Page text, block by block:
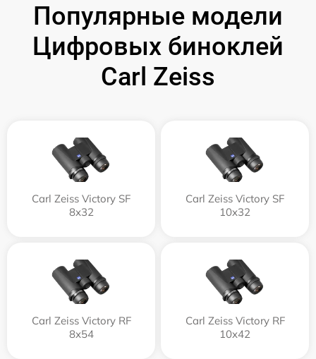
Популярные модели
Цифровых биноклей
Carl Zeiss
Carl Zeiss Victory SF
8x32
Carl Zeiss Victory SF
10x32
Carl Zeiss Victory RF
8x54
Carl Zeiss Victory RF
10x42